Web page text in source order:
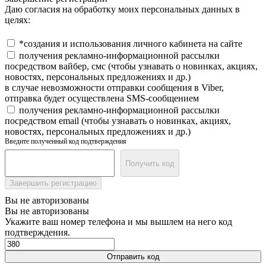
Даю согласия на обработку моих персональных данных в
целях:
*создания и использования личного кабинета на сайте
получения рекламно-информационной рассылки
посредством вайбер, смс (чтобы узнавать о новинках, акциях,
новостях, персональных предложениях и др.)
в случае невозможности отправки сообщения в Viber,
отправка будет осуществлена SMS-сообщением
получения рекламно-информационной рассылки
посредством email (чтобы узнавать о новинках, акциях,
новостях, персональных предложениях и др.)
Введите полученный код подтверждения
Получить код
Завершить регистрацию
Вы не авторизованы
Вы не авторизованы
Укажите ваш номер телефона и мы вышлем на него код
подтверждения.
Отправить код